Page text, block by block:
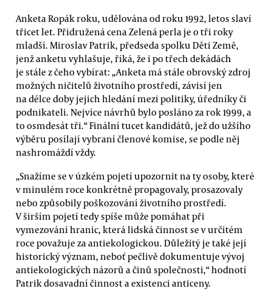
Anketa Ropák roku, udělována od roku 1992, letos slaví
třicet let. Přidružená cena Zelená perla je o tři roky
mladší. Miroslav Patrik, předseda spolku Děti Země,
jenž anketu vyhlašuje, říká, že i po třech dekádách
je stále z čeho vybírat: „Anketa má stále obrovský zdroj
možných ničitelů životního prostředí, závisí jen
na délce doby jejich hledání mezi politiky, úředníky či
podnikateli. Nejvíce návrhů bylo posláno za rok 1999, a
to osmdesát tři.“ Finální tucet kandidátů, jež do užšího
výběru posílají vybraní členové komise, se podle něj
nashromáždí vždy.
„Snažíme se v úzkém pojetí upozornit na ty osoby, které
v minulém roce konkrétně propagovaly, prosazovaly
nebo způsobily poškozování životního prostředí.
V širším pojetí tedy spíše může pomáhat při
vymezování hranic, která lidská činnost se v určitém
roce považuje za antiekologickou. Důležitý je také její
historický význam, neboť pečlivě dokumentuje vývoj
antiekologických názorů a činů společnosti,“ hodnotí
Patrik dosavadní činnost a existenci anticeny.